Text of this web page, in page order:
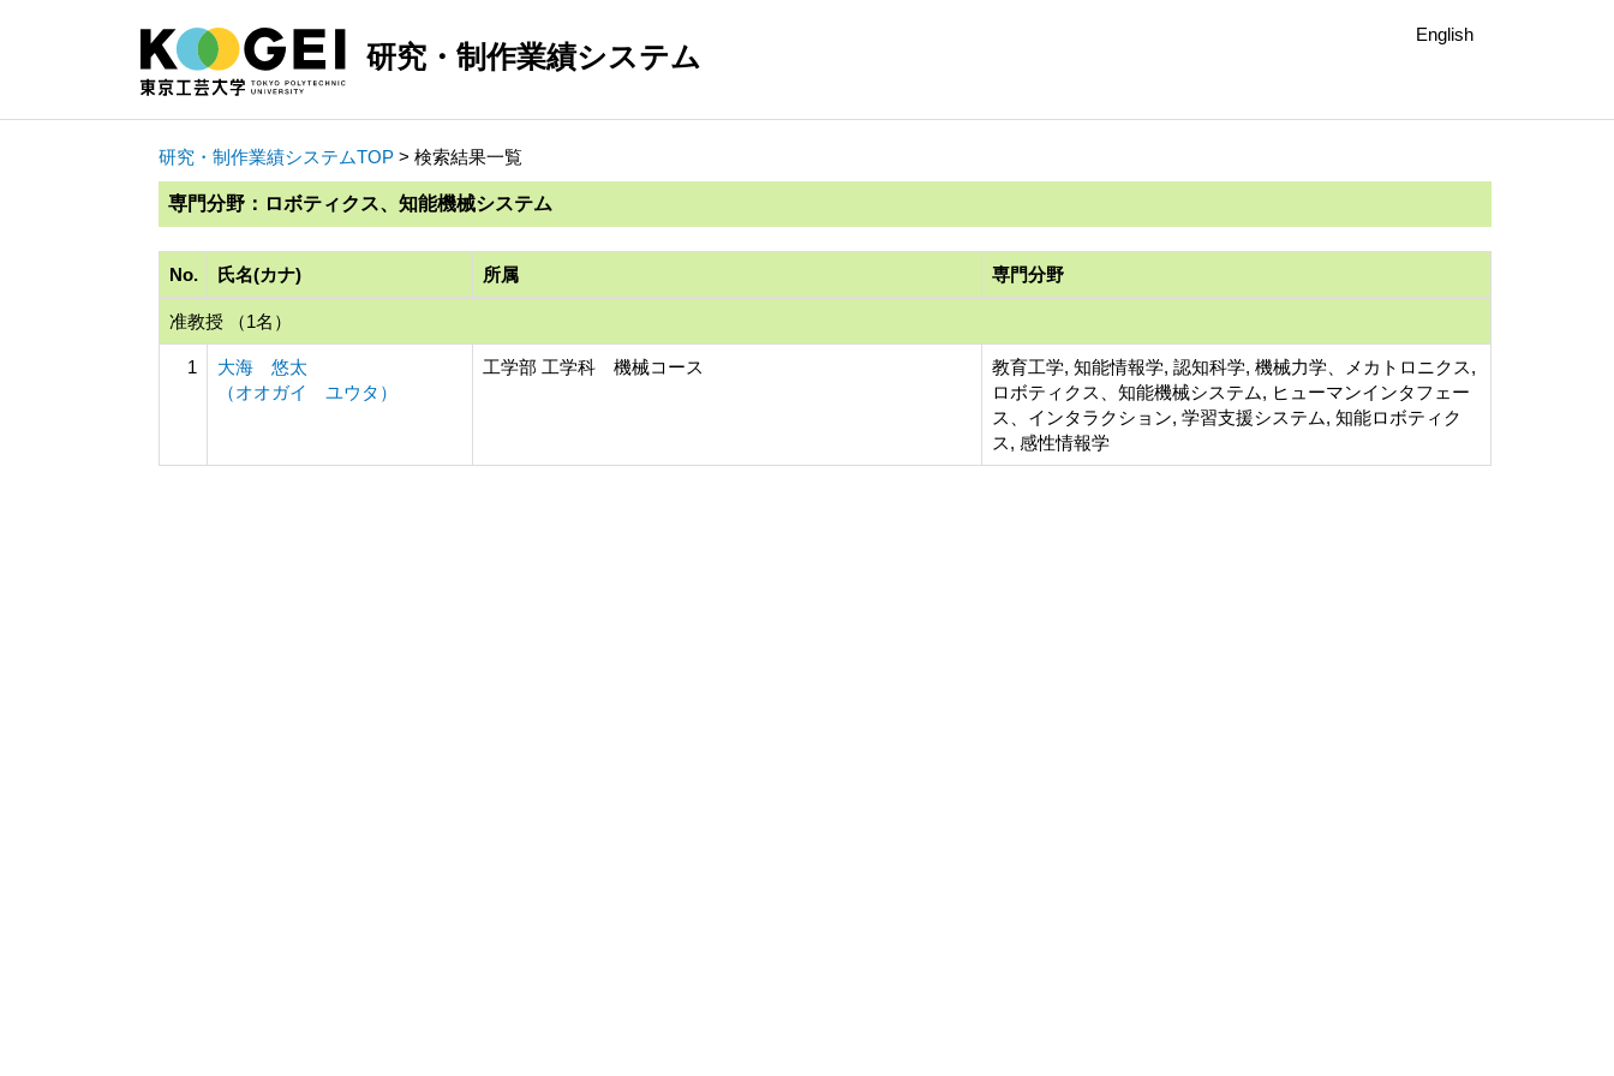
研究・制作業績システム
English
研究・制作業績システムTOP > 検索結果一覧
専門分野：ロボティクス、知能機械システム
No. 氏名(カナ) 所属 専門分野
准教授 （1名）
1
大海 悠太
（オオガイ ユウタ）
工学部 工学科 機械コース
教育工学, 知能情報学, 認知科学, 機械力学、メカトロニクス,
ロボティクス、知能機械システム, ヒューマンインタフェー
ス、インタラクション, 学習支援システム, 知能ロボティク
ス, 感性情報学